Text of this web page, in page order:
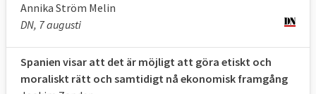
Annika Ström Melin
DN, 7 augusti
Spanien visar att det är möjligt att göra etiskt och
moraliskt rätt och samtidigt nå ekonomisk framgång